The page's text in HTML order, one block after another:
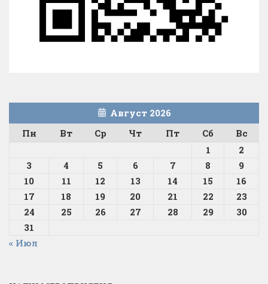
Август 2026
Пн
Вт Ср Чт Пт Сб
Вс
1
2
3
4 5 6 7 8
9
10
11 12 13 14 15
16
17
18 19 20 21 22
23
24
25 26 27 28 29
30
31
« Июл